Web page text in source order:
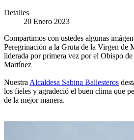
Detalles
20 Enero 2023
Compartimos con ustedes algunas
Peregrinación a la Gruta de la Virgen de
liderada por primera vez por el Obispo
Martínez
Nuestra Alcaldesa Sabina Ballesteros
los fieles y agradeció el buen clima que
de la mejor manera.